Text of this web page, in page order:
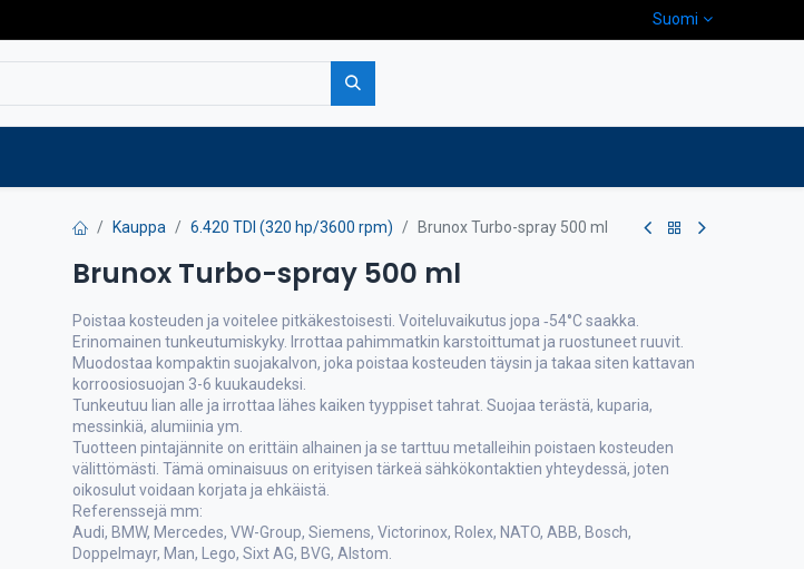
Suomi
Kauppa 6.420 TDI (320 hp/3600 rpm) Brunox Turbo-spray 500 ml
Brunox Turbo-spray 500 ml
Poistaa kosteuden ja voitelee pitkäkestoisesti. Voiteluvaikutus jopa ‑54°C saakka.
Erinomainen tunkeutumiskyky. Irrottaa pahimmatkin karstoittumat ja ruostuneet ruuvit.
Muodostaa kompaktin suojakalvon, joka poistaa kosteuden täysin ja takaa siten kattavan
korroosiosuojan 3-6 kuukaudeksi.
Tunkeutuu lian alle ja irrottaa lähes kaiken tyyppiset tahrat. Suojaa terästä, kuparia,
messinkiä, alumiinia ym.
Tuotteen pintajännite on erittäin alhainen ja se tarttuu metalleihin poistaen kosteuden
välittömästi. Tämä ominaisuus on erityisen tärkeä sähkökontaktien yhteydessä, joten
oikosulut voidaan korjata ja ehkäistä.
Referenssejä mm:
Audi, BMW, Mercedes, VW-Group, Siemens, Victorinox, Rolex, NATO, ABB, Bosch,
Doppelmayr, Man, Lego, Sixt AG, BVG, Alstom.